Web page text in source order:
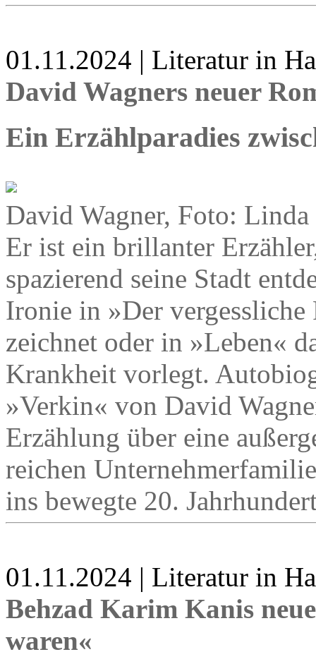
01.11.2024 | Literatur in
David Wagners neuer
Ein Erzählparadies
David Wagner, Foto: Linda
Er ist ein brillanter
spazierend seine Stadt
Ironie in »Der vergessliche
zeichnet oder in »Leben«
Krankheit vorlegt.
»Verkin« von David
Erzählung über eine
reichen
ins bewegte 20.
01.11.2024 | Literatur in
Behzad Karim Kanis
waren«